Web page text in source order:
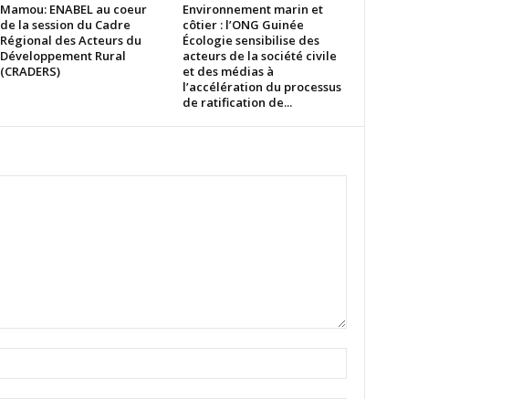
Mamou: ENABEL au coeur
de la session du Cadre
Régional des Acteurs du
Développement Rural
(CRADERS)
Environnement marin et
côtier : l’ONG Guinée
Écologie sensibilise des
acteurs de la société civile
et des médias à
l’accélération du processus
de ratification de...